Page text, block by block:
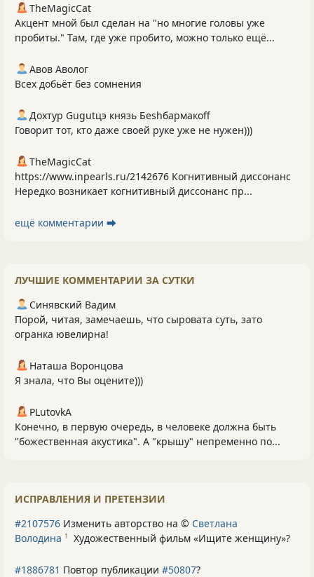
TheMagicCat
Акцент мной был сделан на "но многие головы уже
пробиты." Там, где уже пробито, можно только ещё...
Авов Аволог
Всех добьёт без сомнения
Дохтур Gugutцэ князь Беshбармакоff
Говорит тот, кто даже своей руке уже не нужен)))
TheMagicCat
https://www.inpearls.ru/2142676 Когнитивный диссонанс
Нередко возникает когнитивный диссонанс пр...
ещё комментарии ⮕
ЛУЧШИЕ КОММЕНТАРИИ ЗА СУТКИ
Синявский Вадим
Порой, читая, замечаешь, что сыровата суть, зато
огранка ювелирна!
Наташа Воронцова
Я знала, что Вы оцените)))
PLutоvkА
Конечно, в первую очередь, в человеке должна быть
"божественная акустика". А "крышу" непременно по...
ИСПРАВЛЕНИЯ И ПРЕТЕНЗИИ
#2107576 Изменить авторство на © Светлана
Володина 1 Художественный фильм «Ищите женщину»?
#1886781 Повтор публикации #50807?